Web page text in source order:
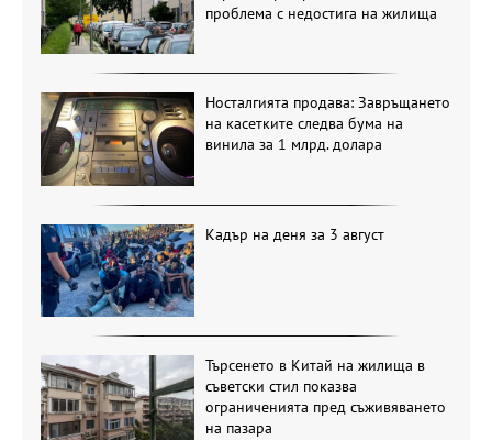
проблема с недостига на жилища
Носталгията продава: Завръщането
на касетките следва бума на
винила за 1 млрд. долара
Кадър на деня за 3 август
Търсенето в Китай на жилища в
съветски стил показва
ограниченията пред съживяването
на пазара